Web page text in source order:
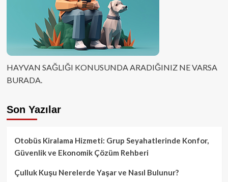
HAYVAN SAĞLIĞI KONUSUNDA ARADIĞINIZ NE VARSA
BURADA.
Son Yazılar
Otobüs Kiralama Hizmeti: Grup Seyahatlerinde Konfor,
Güvenlik ve Ekonomik Çözüm Rehberi
Çulluk Kuşu Nerelerde Yaşar ve Nasıl Bulunur?